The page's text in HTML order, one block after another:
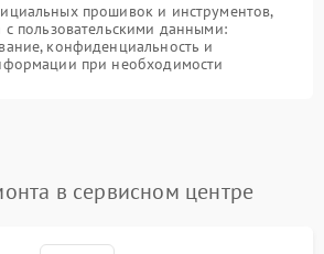
прошивок и инструментов,
с пользовательскими данными:
конфиденциальность и
при необходимости
в сервисном центре